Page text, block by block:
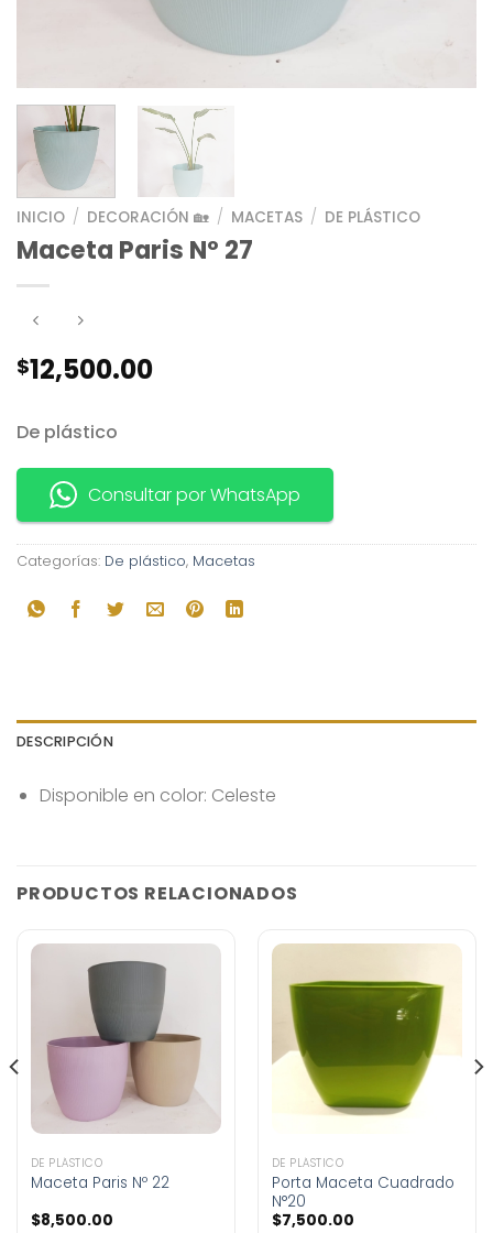
INICIO / DECORACIÓN 🏡 / MACETAS / DE PLÁSTICO
Maceta Paris Nº 27
$12,500.00
De plástico
Consultar por WhatsApp
Categorías: De plástico, Macetas
DESCRIPCIÓN
Disponible en color: Celeste
PRODUCTOS RELACIONADOS
DE PLÁSTICO
Maceta Paris Nº 22
$8,500.00
DE PLÁSTICO
Porta Maceta Cuadrado
N°20
$7,500.00